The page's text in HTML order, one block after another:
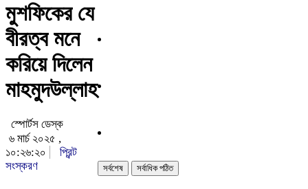
মুশফিকের যে
বীরত্ব মনে
করিয়ে দিলেন
মাহমুদউল্লাহ
স্পোর্টস ডেস্ক
৬ মার্চ ২০২৫ ,
১০:২৬:২০
প্রিন্ট
সংস্করণ
সর্বশেষ সর্বাধিক পঠিত